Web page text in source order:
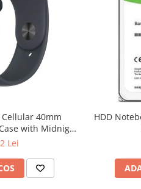
Cellular 40mm
with Midnight
- S/M
Lei
HDD Notebook 2.5" 2TB 5400rpm 128M